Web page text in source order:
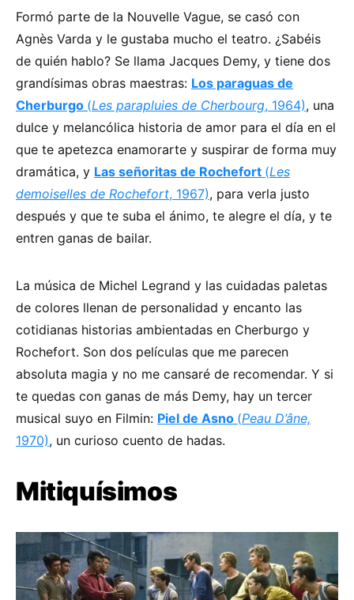
Formó parte de la Nouvelle Vague, se casó con
Agnès Varda y le gustaba mucho el teatro. ¿Sabéis
de quién hablo? Se llama Jacques Demy, y tiene dos
grandísimas obras maestras: Los paraguas de
Cherburgo (Les parapluies de Cherbourg, 1964), una
dulce y melancólica historia de amor para el día en el
que te apetezca enamorarte y suspirar de forma muy
dramática, y Las señoritas de Rochefort (Les
demoiselles de Rochefort, 1967), para verla justo
después y que te suba el ánimo, te alegre el día, y te
entren ganas de bailar.
La música de Michel Legrand y las cuidadas paletas
de colores llenan de personalidad y encanto las
cotidianas historias ambientadas en Cherburgo y
Rochefort. Son dos películas que me parecen
absoluta magia y no me cansaré de recomendar. Y si
te quedas con ganas de más Demy, hay un tercer
musical suyo en Filmin: Piel de Asno (Peau D’âne,
1970), un curioso cuento de hadas.
Mitiquísimos